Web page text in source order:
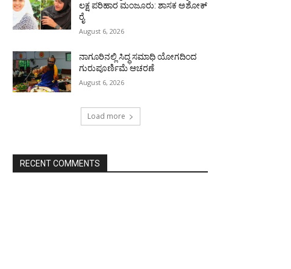
ಲಕ್ಷ ಪರಿಹಾರ ಮಂಜೂರು: ಶಾಸಕ ಅಶೋಕ್
ರೈ
August 6, 2026
ನಾಗೂರಿನಲ್ಲಿ ಸಿದ್ಧ ಸಮಾಧಿ ಯೋಗದಿಂದ
ಗುರುಪೂರ್ಣಿಮೆ ಆಚರಣೆ
August 6, 2026
Load more
RECENT COMMENTS